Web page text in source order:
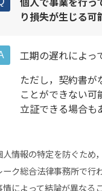
り損失が生じる可
工期の遅れによっ
ただし，契約書
ことができない
立証できる場合も
人情報の特定を防ぐため
ーク総合法律事務所で行
情によって結論が異なる